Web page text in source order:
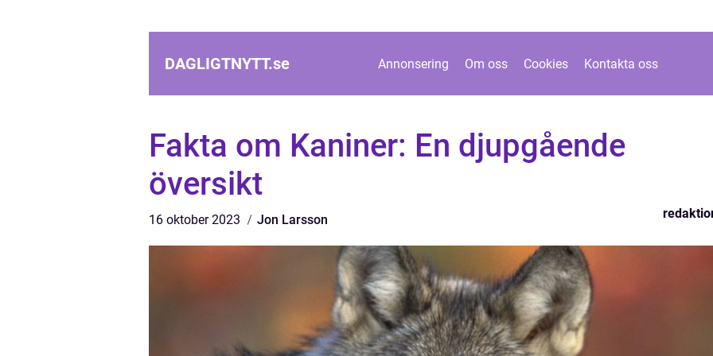
DAGLIGTNYTT.se Annonsering Om oss Cookies Kontakta oss
Fakta om Kaniner: En djupgående
översikt
16 oktober 2023 Jon Larsson